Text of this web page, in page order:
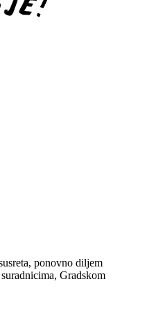
ponovno diljem
Gradskom